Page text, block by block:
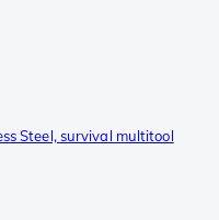
Steel, survival multitool